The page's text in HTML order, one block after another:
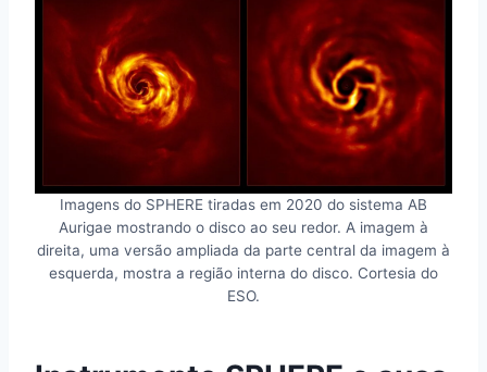
Imagens do SPHERE tiradas em 2020 do sistema AB
Aurigae mostrando o disco ao seu redor. A imagem à
direita, uma versão ampliada da parte central da imagem à
esquerda, mostra a região interna do disco. Cortesia do
ESO.